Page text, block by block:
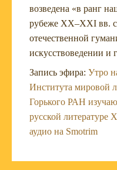
возведена «в ранг
рубеже XX–XXI вв.
отечественной
искусствоведении и
Запись эфира: Утро
Института мировой
Горького РАН
русской литературе
аудио на Smotrim